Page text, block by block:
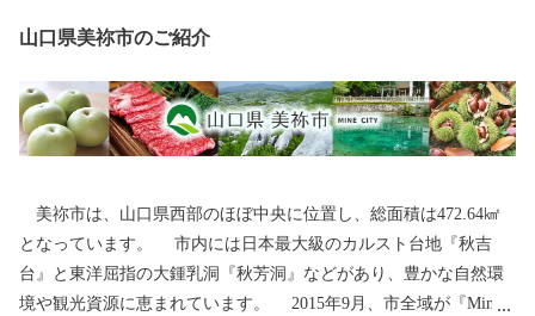
山口県美祢市のご紹介
美祢市は、山口県西部のほぼ中央に位置し、総面積は472.64㎢
となっています。 市内には日本最大級のカルスト台地『秋吉
台』と東洋屈指の大鍾乳洞『秋芳洞』などがあり、豊かな自然環
境や観光資源に恵まれています。 2015年9月、市全域が『Mine